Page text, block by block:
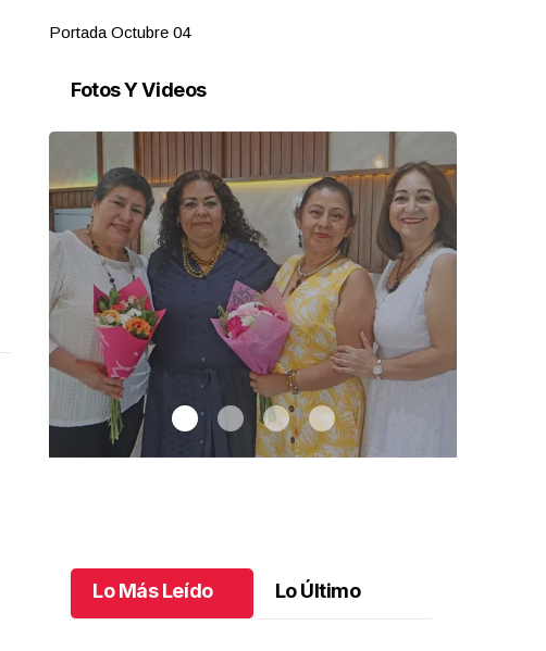
Portada Octubre 04
Fotos Y Videos
Lo Más Leído Lo Último